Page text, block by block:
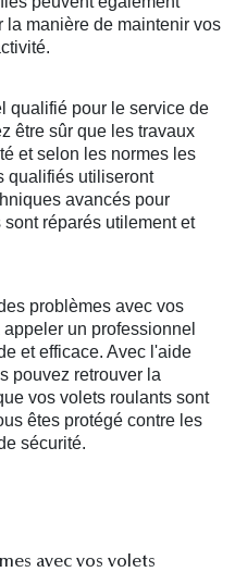
manière de maintenir vos
qualifié pour le service de
être sûr que les travaux
et selon les normes les
qualifiés utiliseront
avancés pour
réparés utilement et
problèmes avec vos
un professionnel
et efficace. Avec l'aide
pouvez retrouver la
vos volets roulants sont
êtes protégé contre les
sécurité.
avec vos volets